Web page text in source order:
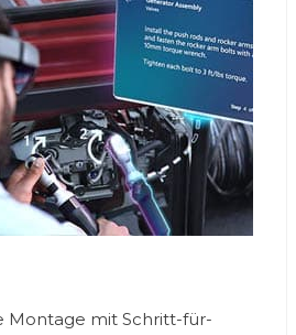
Montage mit Schritt-für-